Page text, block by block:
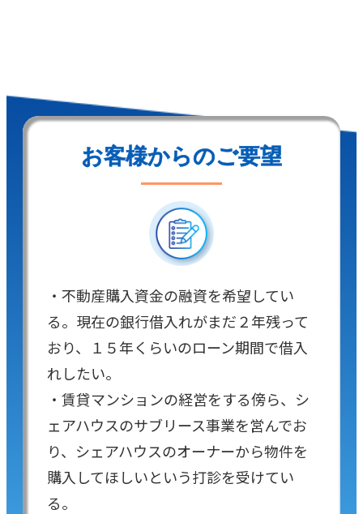
お客様からのご要望
・不動産購入資金の融資を希望してい
る。現在の銀行借入れがまだ２年残って
おり、１５年くらいのローン期間で借入
れしたい。
・賃貸マンションの経営をする傍ら、シ
ェアハウスのサブリース事業を営んでお
り、シェアハウスのオーナーから物件を
購入してほしいという打診を受けてい
る。